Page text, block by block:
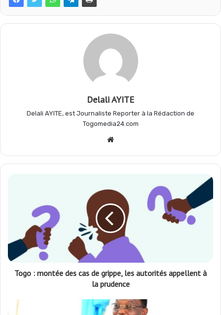
o p
Delali AYITE
Delali AYITE, est Journaliste Reporter à la Rédaction de
Togomedia24.com
Website
Togo : montée des cas de grippe, les autorités appellent à
la prudence